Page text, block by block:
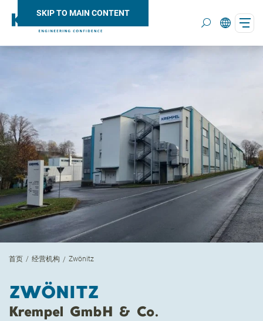
SKIP TO MAIN CONTENT
首页 经营机构 Zwönitz
ZWÖNITZ
Krempel GmbH & Co.